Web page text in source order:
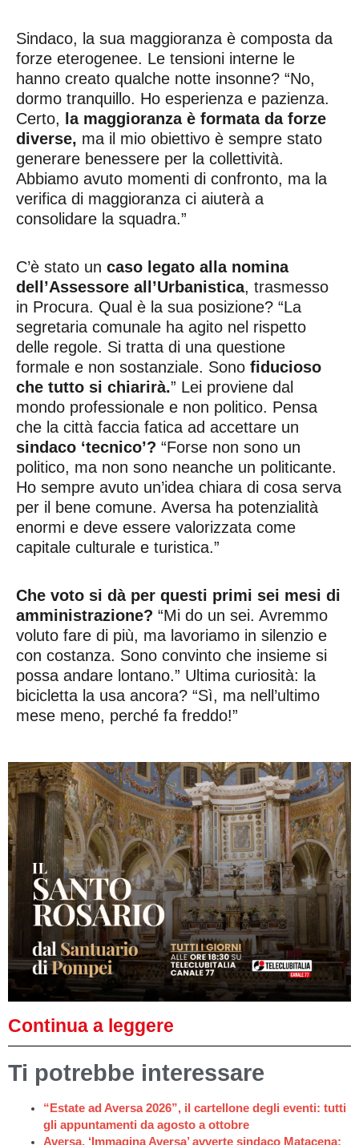
Sindaco, la sua maggioranza è composta da
forze eterogenee. Le tensioni interne le
hanno creato qualche notte insonne? “No,
dormo tranquillo. Ho esperienza e pazienza.
Certo,
la maggioranza è formata da forze
diverse, ma il mio obiettivo è sempre stato
generare benessere per la collettività.
Abbiamo avuto momenti di confronto, ma la
verifica di maggioranza ci aiuterà a
consolidare la squadra.”
C’è stato un caso legato alla nomina
dell’Assessore all’Urbanistica, trasmesso
in Procura. Qual è la sua posizione? “La
segretaria comunale ha agito nel rispetto
delle regole. Si tratta di una questione
formale e non sostanziale. Sono fiducioso
che tutto si chiarirà.” Lei proviene dal
mondo professionale e non politico. Pensa
che la città faccia fatica ad accettare un
sindaco ‘tecnico’? “Forse non sono un
politico, ma non sono neanche un politicante.
Ho sempre avuto un’idea chiara di cosa serva
per il bene comune. Aversa ha potenzialità
enormi e deve essere valorizzata come
capitale culturale e turistica.”
Che voto si dà per questi primi sei mesi di
amministrazione? “Mi do un sei. Avremmo
voluto fare di più, ma lavoriamo in silenzio e
con costanza. Sono convinto che insieme si
possa andare lontano.” Ultima curiosità: la
bicicletta la usa ancora? “Sì, ma nell’ultimo
mese meno, perché fa freddo!”
Continua a leggere
Ti potrebbe interessare
“Estate ad Aversa 2026”, il cartellone degli eventi: tutti
gli appuntamenti da agosto a ottobre
Aversa, ‘Immagina Aversa’ avverte sindaco Matacena: